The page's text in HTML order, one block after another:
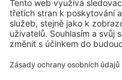
O společnosti Dräger
Informace